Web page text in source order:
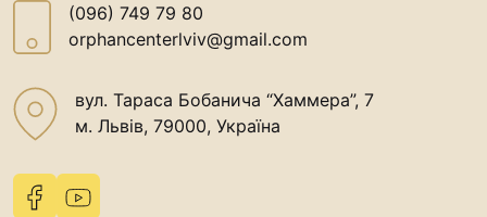
(096) 749 79 80
orphancenterlviv@gmail.com
вул. Тараса Бобанича “Хаммера”, 7
м. Львів, 79000, Україна